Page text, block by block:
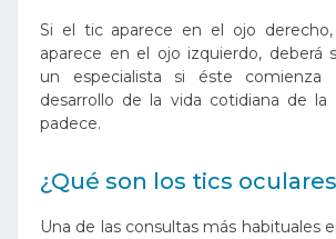
Si el tic aparece en el ojo
aparece en el ojo izquierdo, deberá
un especialista si éste
desarrollo de la vida cotidiana de la
padece.
¿Qué son los tics
Una de las consultas más habituales